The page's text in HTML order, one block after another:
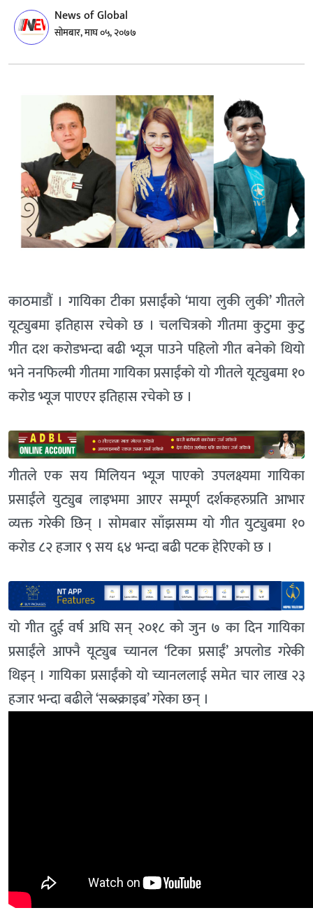
News of Global
सोमबार, माघ ०५, २०७७
काठमाडौं । गायिका टीका प्रसाईंको ‘माया लुकी लुकी’ गीतले
यूट्युबमा इतिहास रचेको छ । चलचित्रको गीतमा कुटुमा कुटु
गीत दश करोडभन्दा बढी भ्यूज पाउने पहिलो गीत बनेको थियो
भने ननफिल्मी गीतमा गायिका प्रसाईंको यो गीतले यूट्युबमा १०
करोड भ्यूज पाएएर इतिहास रचेको छ ।
गीतले एक सय मिलियन भ्यूज पाएको उपलक्ष्यमा गायिका
प्रसाईंले युट्युब लाइभमा आएर सम्पूर्ण दर्शकहरुप्रति आभार
व्यक्त गरेकी छिन् । सोमबार साँझसम्म यो गीत युट्युबमा १०
करोड ८२ हजार ९ सय ६४ भन्दा बढी पटक हेरिएको छ ।
यो गीत दुई वर्ष अघि सन् २०१८ को जुन ७ का दिन गायिका
प्रसाईंले आफ्नै यूट्युब च्यानल ‘टिका प्रसाईं’ अपलोड गरेकी
थिइन् । गायिका प्रसाईंको यो च्यानललाई समेत चार लाख २३
हजार भन्दा बढीले ‘सब्स्क्राइब’ गरेका छन् ।